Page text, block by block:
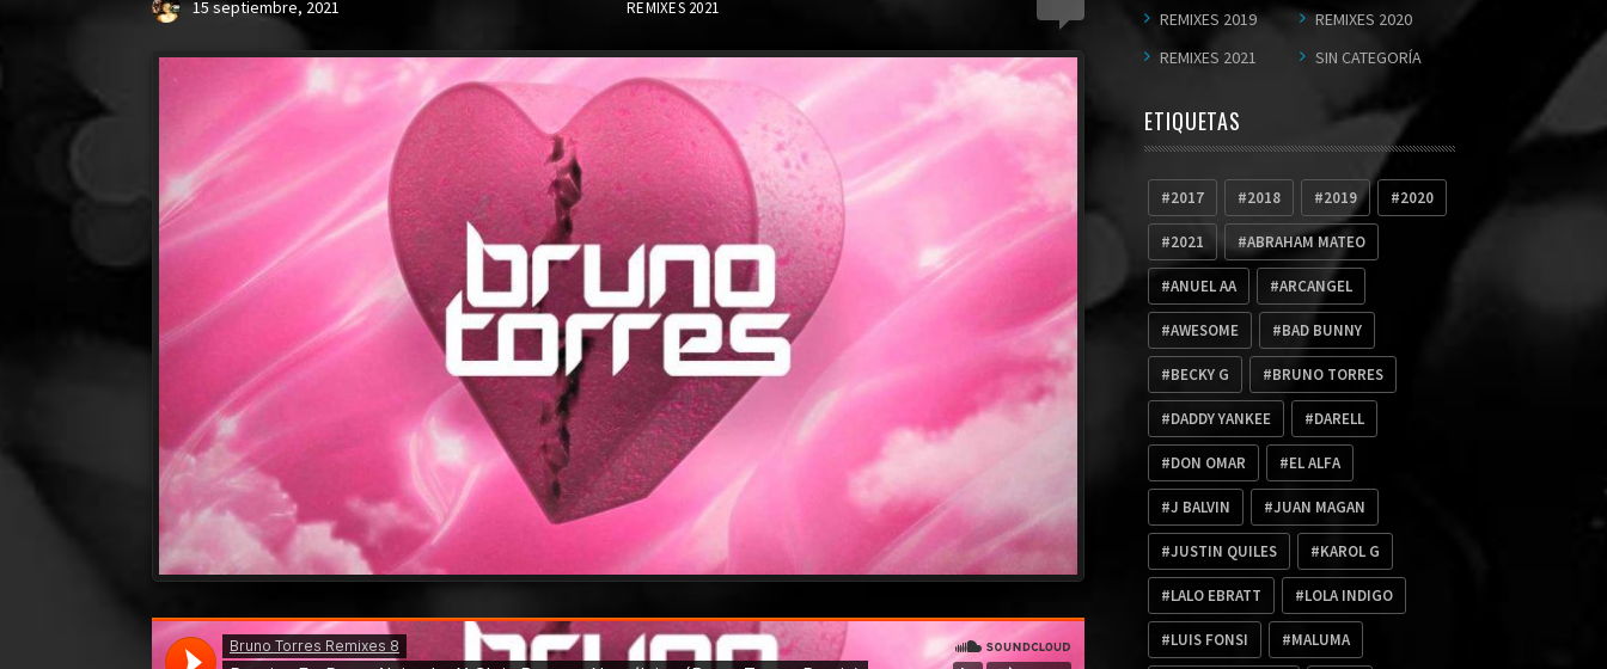
15 septiembre, 2021 REMIXES 2021
REMIXES 2019
REMIXES 2020
REMIXES 2021
SIN CATEGORÍA
ETIQUETAS
2017 2018 2019 2020
2021 ABRAHAM MATEO
ANUEL AA ARCANGEL
AWESOME BAD BUNNY
BECKY G BRUNO TORRES
DADDY YANKEE DARELL
DON OMAR EL ALFA
J BALVIN JUAN MAGAN
JUSTIN QUILES KAROL G
LALO EBRATT LOLA INDIGO
LUIS FONSI MALUMA